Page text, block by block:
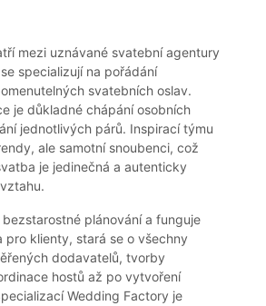
mezi uznávané svatební agentury
specializují na pořádání
svatebních oslav.
je důkladné chápání osobních
jednotlivých párů. Inspirací týmu
ale samotní snoubenci, což
je jedinečná a autenticky
plánování a funguje
pro klienty, stará se o všechny
dodavatelů, tvorby
hostů až po vytvoření
Wedding Factory je